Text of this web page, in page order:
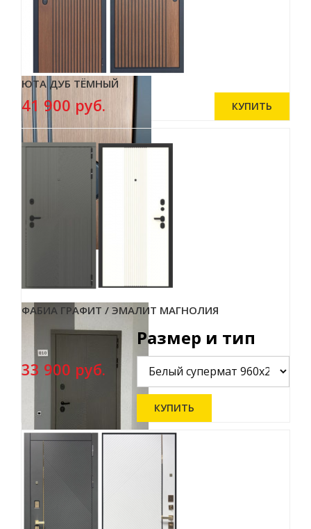
ЮТА ДУБ ТЁМНЫЙ
41 900 руб.
ФАБИА ГРАФИТ / ЭМАЛИТ МАГНОЛИЯ
33 900 руб.
Размер и тип